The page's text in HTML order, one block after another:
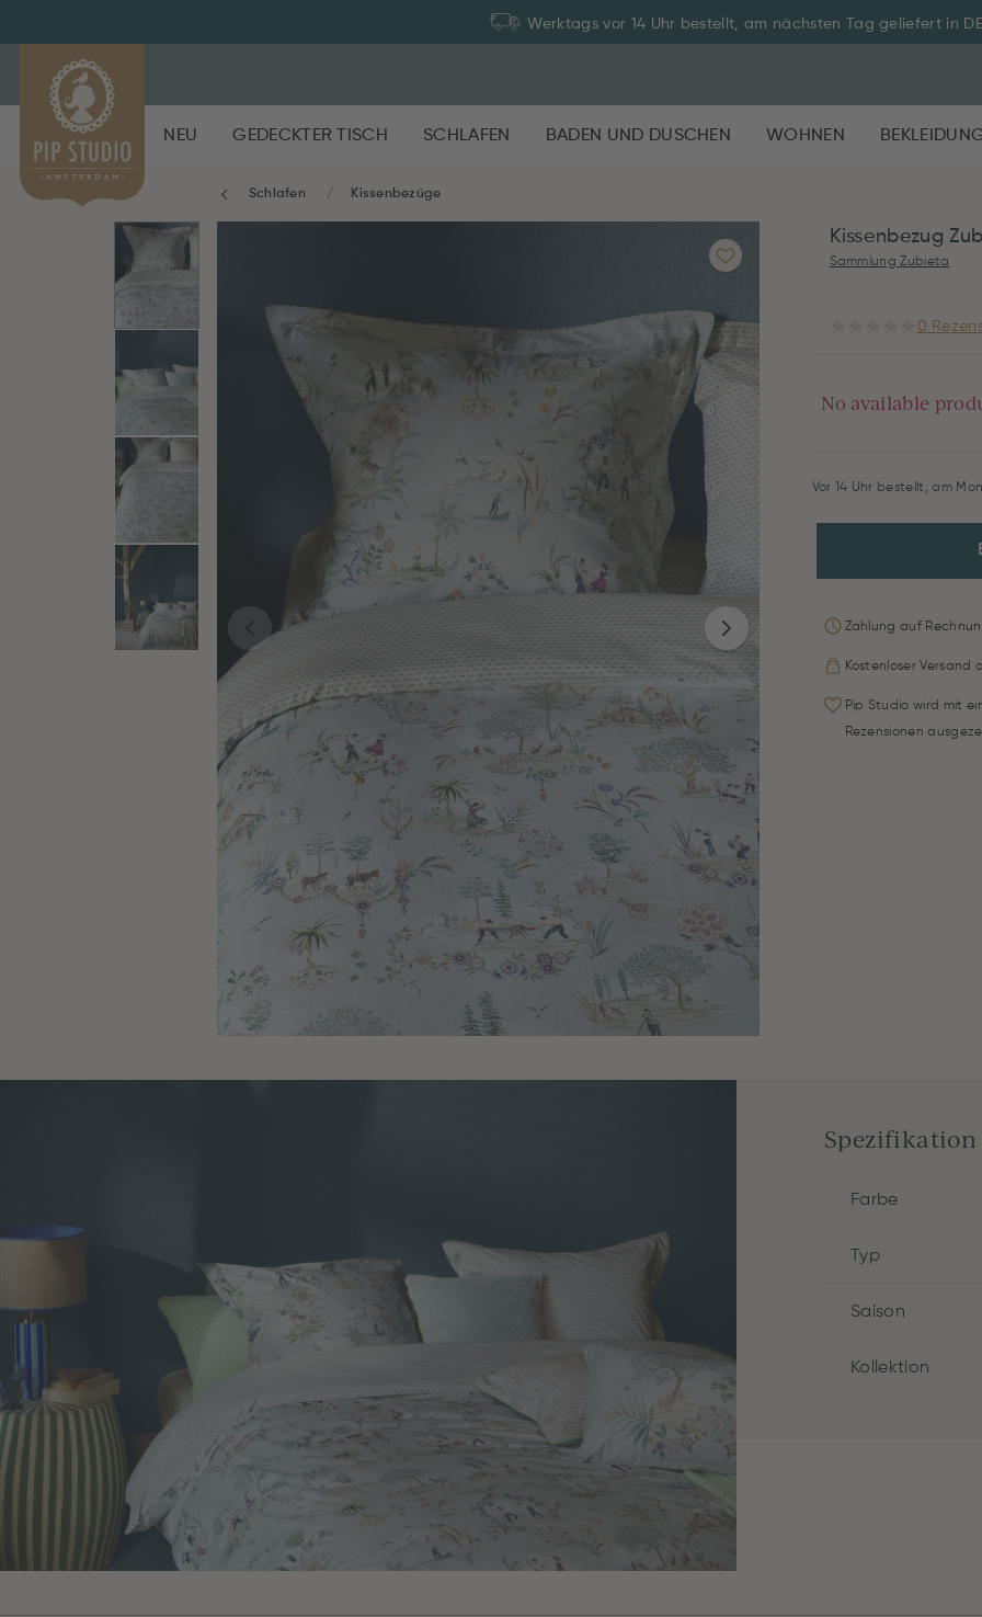
Zahlung auf Rechnung: 30 Tage Rückgaberecht
NEU GEDECKTER TISCH SCHLAFEN BADEN UND DUSCHEN WOHNEN
Schlafen Kissenbezüge
Kissenbezug
Sammlung Zubieta
0
No available
Vor 14 Uhr bestellt, am
Zahlung auf
Kostenloser Versand
Pip Studio wird mit
Rezensionen
Spezifikation
Farbe
Typ
Saison
Kollektion